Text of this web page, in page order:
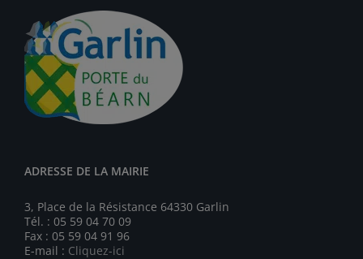
ADRESSE DE LA MAIRIE
3, Place de la Résistance 64330 Garlin
Tél. : 05 59 04 70 09
Fax : 05 59 04 91 96
E-mail : Cliquez-ici